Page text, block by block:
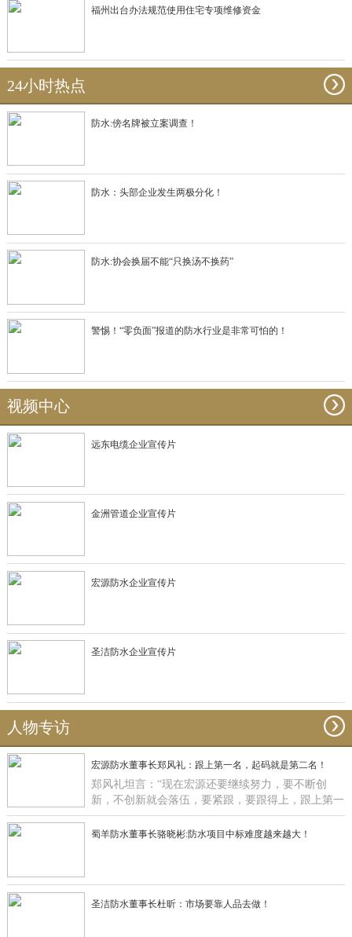
福州出台办法规范使用住宅专项维修资金
24小时热点
防水:傍名牌被立案调查！
防水：头部企业发生两极分化！
防水:协会换届不能“只换汤不换药”
警惕！“零负面”报道的防水行业是非常可怕的！
视频中心
远东电缆企业宣传片
金洲管道企业宣传片
宏源防水企业宣传片
圣洁防水企业宣传片
人物专访
宏源防水董事长郑风礼：跟上第一名，起码就是第二名！
郑风礼坦言：“现在宏源还要继续努力，要不断创
新，不创新就会落伍，要紧跟，要跟得上，跟上第一
名，起码就是第二名了”。
蜀羊防水董事长骆晓彬:防水项目中标难度越来越大！
圣洁防水董事长杜昕：市场要靠人品去做！